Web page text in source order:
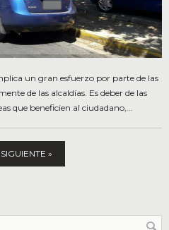
un gran esfuerzo por parte de las
de las alcaldías. Es deber de las
que beneficien al ciudadano,...
SIGUIENTE »